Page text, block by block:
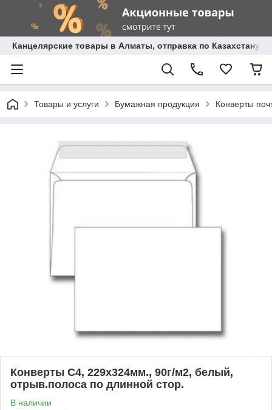
Канцелярские товары в Алматы, отправка по Казахстану.
Товары и услуги Бумажная продукция Конверты
Конверты С4, 229x324мм., 90г/м2, белый,
отрыв.полоса по длинной стор.
В наличии